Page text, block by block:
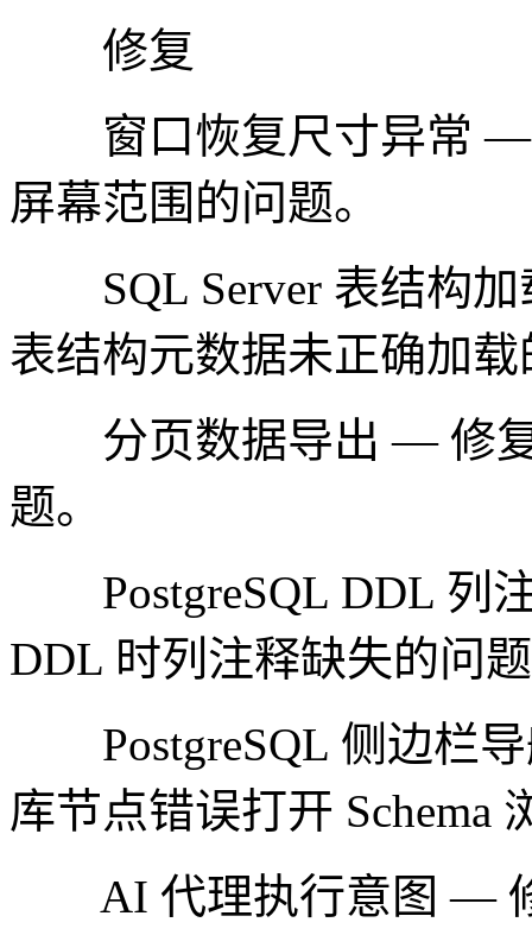
修复
窗口恢复尺寸异常 —
屏幕范围的问题。
SQL Server 表结构加
表结构元数据未正确加
分页数据导出 — 修复
题。
PostgreSQL DDL 列
DDL 时列注释缺失的问
PostgreSQL 侧边栏导
库节点错误打开 Schema
AI 代理执行意图 — 修